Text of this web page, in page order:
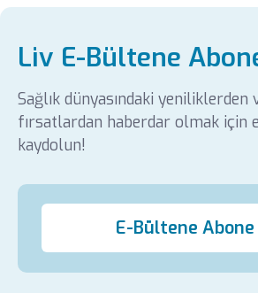
Liv E-Bültene
Sağlık dünyasındaki yeniliklerden
fırsatlardan haberdar olmak için
kaydolun!
E-Bültene Abone